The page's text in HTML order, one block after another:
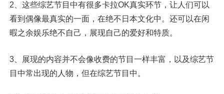
2、这些综艺节目中有很多卡拉OK真实环节，让人们可以
看到偶像最真实的一面，在绝不日本文化中。还可以在闲
暇之余娱乐绝不自己，展现自己的爱好和特质。
3、展现的内容并不会像收费的节目一样丰富，以及综艺节
目中常出现的人物，但在综艺节目中。